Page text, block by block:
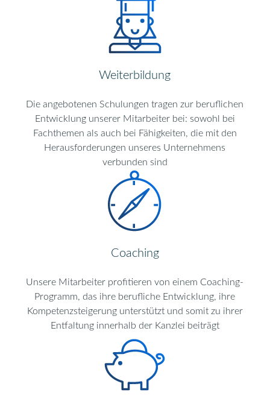
Weiterbildung
Die angebotenen Schulungen tragen zur beruflichen
Entwicklung unserer Mitarbeiter bei: sowohl bei
Fachthemen als auch bei Fähigkeiten, die mit den
Herausforderungen unseres Unternehmens
verbunden sind
Coaching
Unsere Mitarbeiter profitieren von einem Coaching-
Programm, das ihre berufliche Entwicklung, ihre
Kompetenzsteigerung unterstützt und somit zu ihrer
Entfaltung innerhalb der Kanzlei beiträgt